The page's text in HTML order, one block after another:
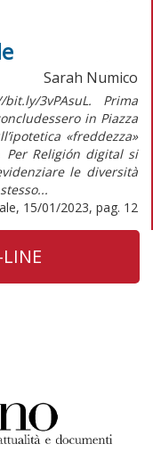
Sarah Numico
3vPAsuL. Prima
in Piazza
«freddezza»
Per Religión digital si
le diversità
15/01/2023, pag. 12